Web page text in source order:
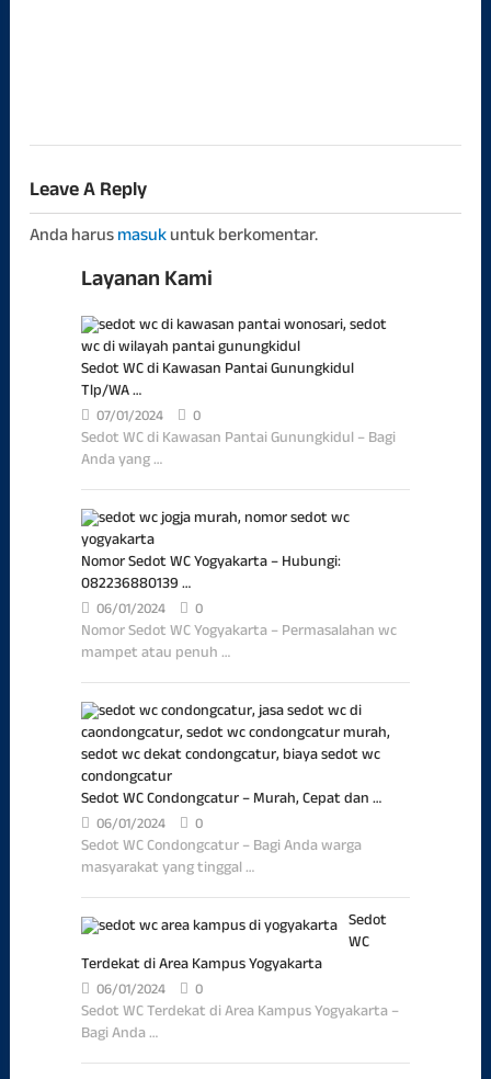
Leave A Reply
Anda harusmasukuntuk berkomentar.
Layanan Kami
Sedot WC di Kawasan Pantai Gunungkidul
Tlp/WA …
07/01/2024 0
Sedot WC di Kawasan Pantai Gunungkidul – Bagi
Anda yang …
Nomor Sedot WC Yogyakarta – Hubungi:
082236880139 …
06/01/2024 0
Nomor Sedot WC Yogyakarta – Permasalahan wc
mampet atau penuh …
Sedot WC Condongcatur – Murah, Cepat dan …
06/01/2024 0
Sedot WC Condongcatur – Bagi Anda warga
masyarakat yang tinggal …
Sedot
WC
Terdekat di Area Kampus Yogyakarta
06/01/2024 0
Sedot WC Terdekat di Area Kampus Yogyakarta –
Bagi Anda …